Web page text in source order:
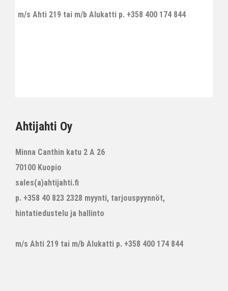
m/s Ahti 219 tai m/b Alukatti p. +358 400 174 844
Ahtijahti Oy
Minna Canthin katu 2 A 26
70100 Kuopio
sales(a)ahtijahti.fi
p. +358 40 823 2328 myynti, tarjouspyynnöt,
hintatiedustelu ja hallinto
m/s Ahti 219 tai m/b Alukatti p. +358 400 174 844